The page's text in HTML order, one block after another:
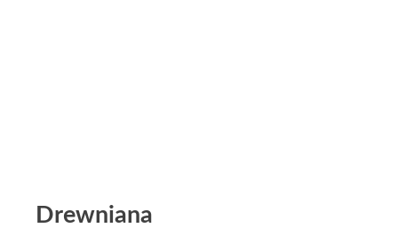
Drewniana